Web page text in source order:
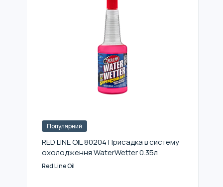
Популярний
RED LINE OIL 80204 Присадка в систему
охолодження WaterWetter 0.35л
Red Line Oil